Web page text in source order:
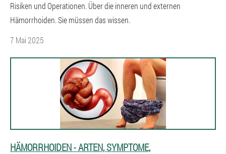
Risiken und Operationen. Über die inneren und externen
Hämorrhoiden. Sie müssen das wissen.
7 Mai 2025
HÄMORRHOIDEN - ARTEN, SYMPTOME,